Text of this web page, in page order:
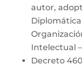
autor,
Diplomática
Intelectual
Decreto